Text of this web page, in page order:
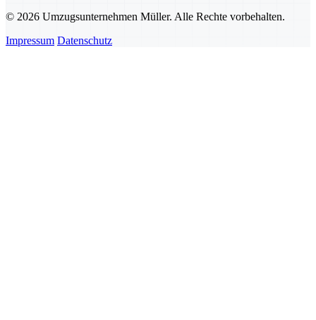
© 2026 Umzugsunternehmen Müller. Alle Rechte vorbehalten.
Impressum Datenschutz